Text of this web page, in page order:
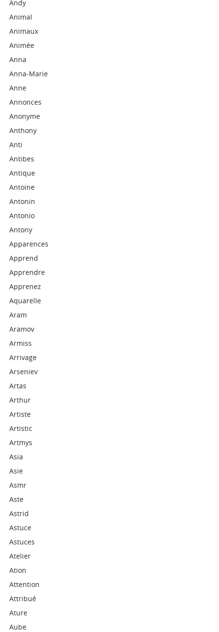
Andy
Animal
Animaux
Animée
Anna
Anna-Marie
Anne
Annonces
Anonyme
Anthony
Anti
Antibes
Antique
Antoine
Antonin
Antonio
Antony
Apparences
Apprend
Apprendre
Apprenez
Aquarelle
Aram
Aramov
Armiss
Arrivage
Arseniev
Artas
Arthur
Artiste
Artistic
Artmys
Asia
Asie
Asmr
Aste
Astrid
Astuce
Astuces
Atelier
Ation
Attention
Attribué
Ature
Aube